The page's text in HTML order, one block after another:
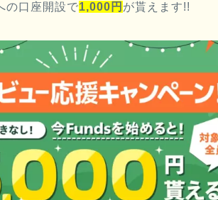
の口座開設で1,000円 が貰えます!!